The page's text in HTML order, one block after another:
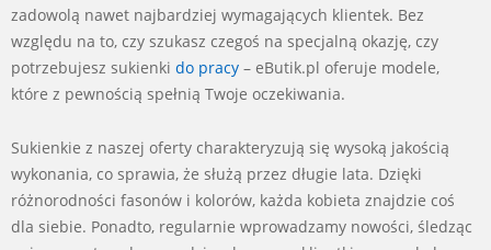
zadowolą nawet najbardziej wymagających klientek. Bez
względu na to, czy szukasz czegoś na specjalną okazję, czy
potrzebujesz sukienki do pracy – eButik.pl oferuje modele,
które z pewnością spełnią Twoje oczekiwania.
Sukienkie z naszej oferty charakteryzują się wysoką jakością
wykonania, co sprawia, że służą przez długie lata. Dzięki
różnorodności fasonów i kolorów, każda kobieta znajdzie coś
dla siebie. Ponadto, regularnie wprowadzamy nowości, śledząc